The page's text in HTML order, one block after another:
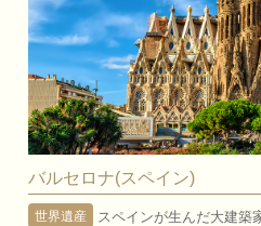
バルセロナ(スペイン)
世界遺産
スペインが生んだ大建築